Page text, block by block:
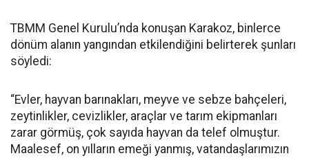
TBMM Genel Kurulu’nda konuşan Karakoz, binlerce
dönüm alanın yangından etkilendiğini belirterek şunları
söyledi:
“Evler, hayvan barınakları, meyve ve sebze bahçeleri,
zeytinlikler, cevizlikler, araçlar ve tarım ekipmanları
zarar görmüş, çok sayıda hayvan da telef olmuştur.
Maalesef, on yılların emeği yanmış, vatandaşlarımızın